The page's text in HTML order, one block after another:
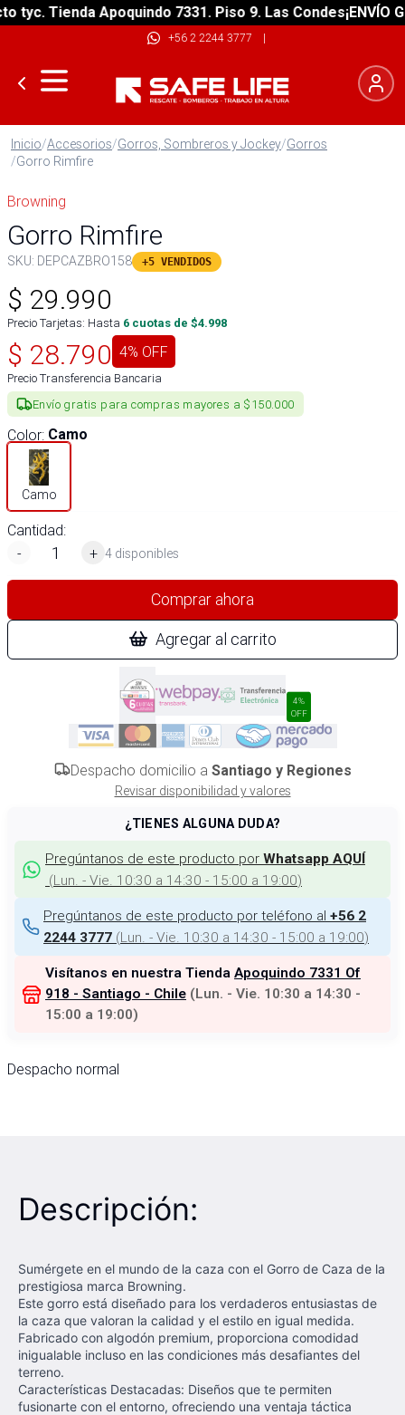
Tienda Apoquindo 7331. Piso 9. Las Condes¡ENVÍO
+56 2 2244 3777 |
Inicio/Accesorios/Gorros, Sombreros y Jockey/Gorros
/Gorro Rimfire
Browning
Gorro Rimfire
SKU: DEPCAZBRO158 +5 VENDIDOS
$ 29.990
Precio Tarjetas: Hasta 6 cuotas de $4.998
$ 28.790 4% OFF
Precio Transferencia Bancaria
Envío gratis para compras mayores a $150.000
Color: Camo
Camo
Cantidad:
-
+ 4 disponibles
Comprar ahora
Agregar al carrito
4%
OFF
Despacho domicilio a Santiago y Regiones
Revisar disponibilidad y valores
¿TIENES ALGUNA DUDA?
Pregúntanos de este producto por Whatsapp AQUÍ
(Lun. - Vie. 10:30 a 14:30 - 15:00 a 19:00)
Pregúntanos de este producto por teléfono al +56 2
2244 3777 (Lun. - Vie. 10:30 a 14:30 - 15:00 a 19:00)
Visítanos en nuestra Tienda Apoquindo 7331 Of
918 - Santiago - Chile (Lun. - Vie. 10:30 a 14:30 -
15:00 a 19:00)
Despacho normal
Descripción:
Sumérgete en el mundo de la caza con el Gorro de Caza de la
prestigiosa marca Browning.
Este gorro está diseñado para los verdaderos entusiastas de
la caza que valoran la calidad y el estilo en igual medida.
Fabricado con algodón premium, proporciona comodidad
inigualable incluso en las condiciones más desafiantes del
terreno.
Características Destacadas: Diseños que te permiten
fusionarte con el entorno, ofreciendo una ventaja táctica